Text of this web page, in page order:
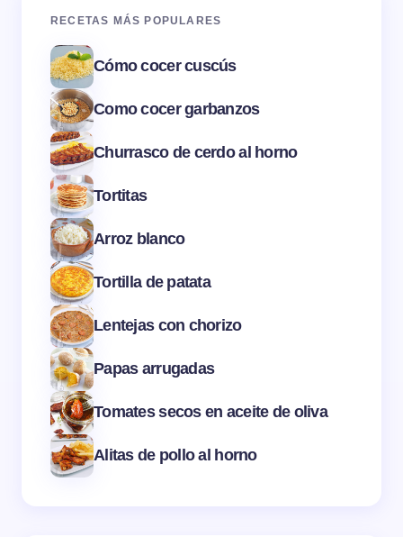
RECETAS MÁS POPULARES
Cómo cocer cuscús
Como cocer garbanzos
Churrasco de cerdo al horno
Tortitas
Arroz blanco
Tortilla de patata
Lentejas con chorizo
Papas arrugadas
Tomates secos en aceite de oliva
Alitas de pollo al horno